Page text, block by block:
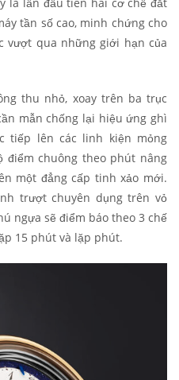
tần số cao, minh chứng cho
vượt qua những giới hạn của
thu nhỏ, xoay trên ba trục
mẫn chống lại hiệu ứng ghì
tiếp lên các linh kiện mỏng
điểm chuông theo phút nâng
một đẳng cấp tinh xảo mới.
trượt chuyên dụng trên vỏ
ngựa sẽ điểm báo theo 3 chế
15 phút và lặp phút.